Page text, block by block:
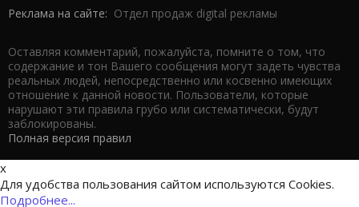
Реклама на сайте: Отдел продаж digital рекламы
Оставляя комментарий, пожалуйста, помните о том, что
содержание и тон Вашего сообщения могут задеть чувства
реальных людей, непосредственно или косвенно имеющих
отношение к данной новости. Пользователи, которые
нарушают эти правила грубо или систематически, будут
заблокированы.
Полная версия правил
x
Для удобства пользования сайтом используются Cookies.
Подробнее...